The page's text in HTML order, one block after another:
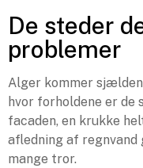
De steder
problemer
Alger kommer
hvor forholdene er de
facaden, en krukke
afledning af regnvand
mange tror.